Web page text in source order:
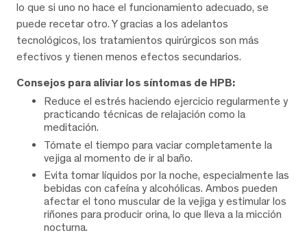
lo que si uno no hace el funcionamiento adecuado, se
puede recetar otro. Y gracias a los adelantos
tecnológicos, los tratamientos quirúrgicos son más
efectivos y tienen menos efectos secundarios.
Consejos para aliviar los síntomas de HPB:
Reduce el estrés haciendo ejercicio regularmente y
practicando técnicas de relajación como la
meditación.
Tómate el tiempo para vaciar completamente la
vejiga al momento de ir al baño.
Evita tomar líquidos por la noche, especialmente las
bebidas con cafeína y alcohólicas. Ambos pueden
afectar el tono muscular de la vejiga y estimular los
riñones para producir orina, lo que lleva a la micción
nocturna.